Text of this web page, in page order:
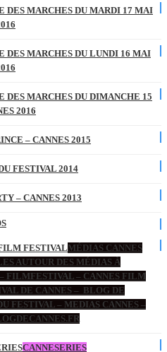
DES MARCHES DU MARDI 17 MAI
DES MARCHES DU LUNDI 16 MAI
DES MARCHES DU DIMANCHE 15
2016
– CANNES 2015
FESTIVAL 2014
– CANNES 2013
FESTIVALMÉDIAS CANNES
AUTOUR DES MÉDIAS À
FILMFESTIVAL – CANNES FILM
DE CANNES – BLOG DE
FESTIVAL – MEDIAS CANNES –
CANNESERIES